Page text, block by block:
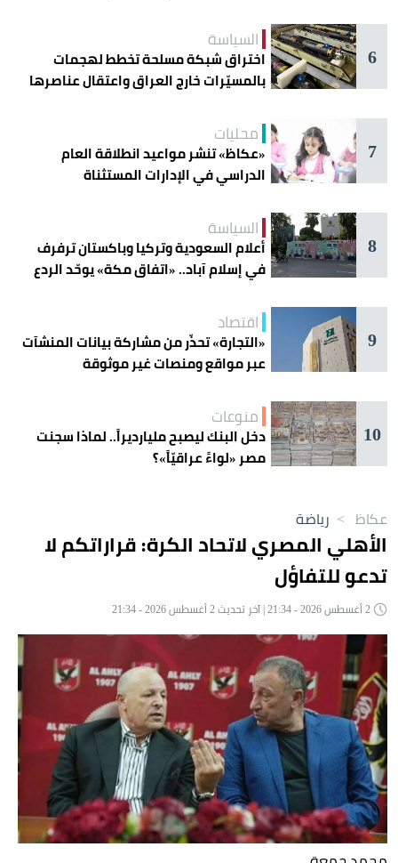
6
السياسة
اختراق شبكة مسلحة تخطط لهجمات
بالمسيّرات خارج العراق واعتقال عناصرها
7
محليات
«عكاظ» تنشر مواعيد انطلاقة العام
الدراسي في الإدارات المستثناة
8
السياسة
أعلام السعودية وتركيا وباكستان ترفرف
في إسلام آباد.. «اتفاق مكة» يوحّد الردع
9
اقتصاد
«التجارة» تحذّر من مشاركة بيانات المنشآت
عبر مواقع ومنصات غير موثوقة
10
منوعات
دخل البنك ليصبح مليارديراً.. لماذا سجنت
مصر «لواءً عراقيّاً»؟
عكاظ > رياضة
الأهلي المصري لاتحاد الكرة: قراراتكم لا
تدعو للتفاؤل